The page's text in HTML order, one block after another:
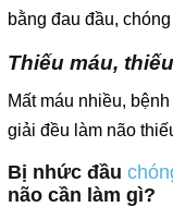
bằng đau đầu,
Thiếu máu,
Mất máu nhiều,
giải đều làm não
Bị nhức đầu
não cần làm gì?